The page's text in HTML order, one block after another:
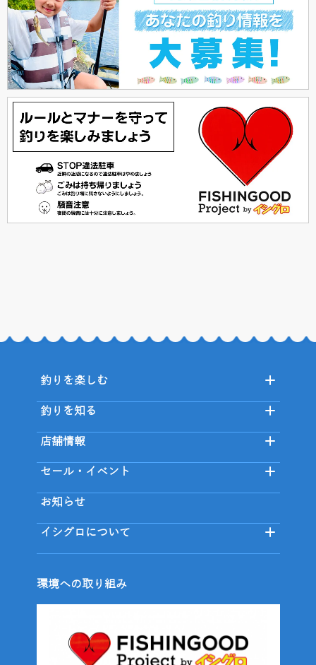
釣りを楽しむ
釣りを知る
店舗情報
セール・イベント
お知らせ
イシグロについて
環境への取り組み